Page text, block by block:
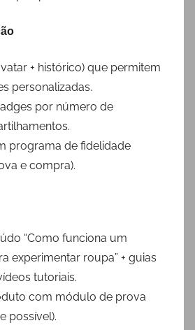
+ histórico) que permitem
personalizadas.
por número de
programa de fidelidade
e compra).
“Como funciona um
experimentar roupa” + guias
tutoriais.
com módulo de prova
possível).